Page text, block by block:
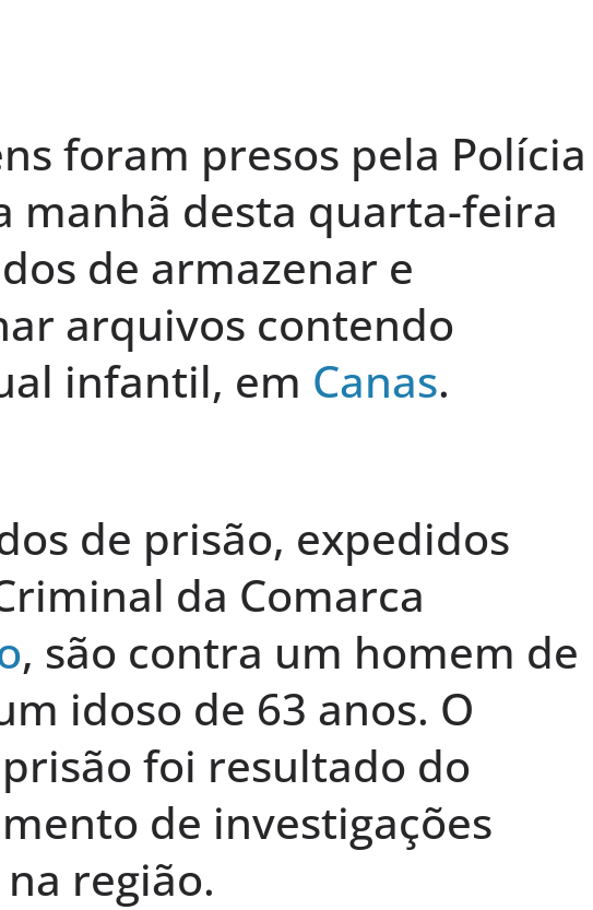
foram presos pela Polícia
manhã desta quarta-feira
de armazenar e
arquivos contendo
infantil, em Canas.
de prisão, expedidos
da Comarca
, são contra um homem de
idoso de 63 anos. O
foi resultado do
de investigações
região.